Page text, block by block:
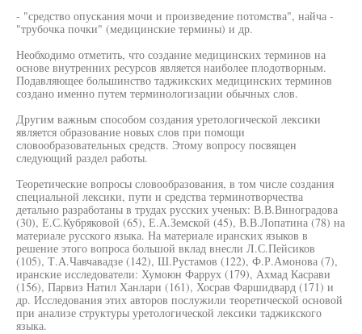
- "средство опускания мочи и произведение потомства", найча -
"трубочка почки" (медицинские термины) и др.
Необходимо отметить, что создание медицинских терминов на
основе внутренних ресурсов является наиболее плодотворным.
Подавляющее большинство таджикских медицинских терминов
создано именно путем терминологизации обычных слов.
Другим важным способом создания уретологической лексики
является образование новых слов при помощи
словообразовательных средств. Этому вопросу посвящен
следующий раздел работы.
Теоретические вопросы словообразования, в том числе создания
специальной лексики, пути и средства терминотворчества
детально разработаны в трудах русских ученых: В.В.Виноградова
(30), Е.С.Кубряковой (65), Е.А.Земской (45), В.В.Лопатина (78) на
материале русского языка. На материале иранских языков в
решение этого вопроса большой вклад внесли Л.С.Пейсиков
(105), Т.А.Чавчавадзе (142), Ш.Рустамов (122), Ф.Р.Амонова (7),
иранские исследователи: Хумоюн Фаррух (179), Ахмад Касрави
(156), Парвиз Натил Ханлари (161), Хосрав Фаршидвард (171) и
др. Исследования этих авторов послужили теоретической основой
при анализе структуры уретологической лексики таджикского
языка.